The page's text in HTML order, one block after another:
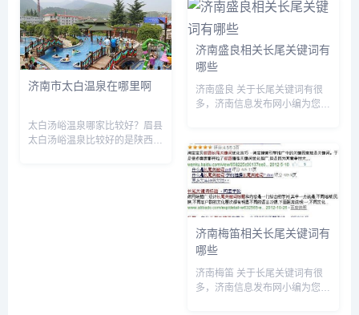
院，济南市立五院，济南市立六
院，济南市立七院，济南市立八
院、济...
路连接件生产企业。目前年生产
各类管件20多万吨，产量位居
全球...
济南市太白温泉在哪里啊
太白汤峪温泉哪家比较好？眉县
太白汤峪温泉比较好的是陕西太
济南盛良相关长尾关键词有
哪些
济南盛良 关于长尾关键词有很
多，济南信息发布网小编为您整
关长尾关键词有以下这些： 济
南盛良机械设备有限公司,盛济
良个人简历,盛良职业培训学...
济南梅笛相关长尾关键词有
哪些
济南梅笛 关于长尾关键词有很
多，济南信息发布网小编为您整